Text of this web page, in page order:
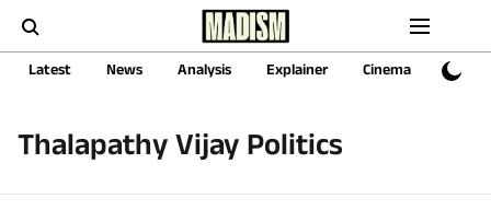
Latest News Analysis Explainer Cinema Sports
Thalapathy Vijay Politics